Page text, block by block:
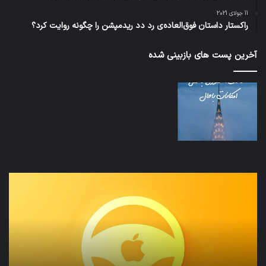
11 جولای 2021
راکستار داستان فوق‌العاده‌ی رد دد ریدمپشن را چگونه روایت کرد؟
آخرین پست های بازبینی شده